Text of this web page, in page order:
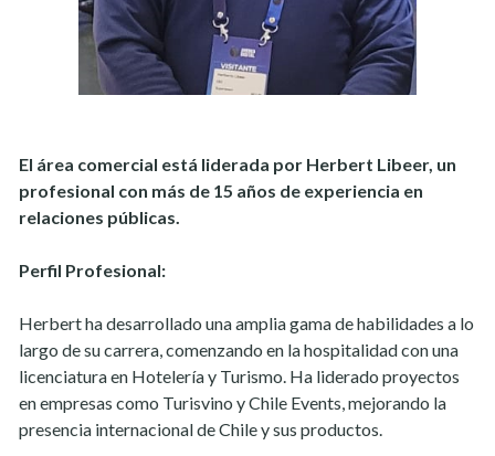
El área comercial está liderada por Herbert Libeer, un
profesional con más de 15 años de experiencia en
relaciones públicas.
Perfil Profesional:
Herbert ha desarrollado una amplia gama de habilidades a lo
largo de su carrera, comenzando en la hospitalidad con una
licenciatura en Hotelería y Turismo. Ha liderado proyectos
en empresas como Turisvino y Chile Events, mejorando la
presencia internacional de Chile y sus productos.